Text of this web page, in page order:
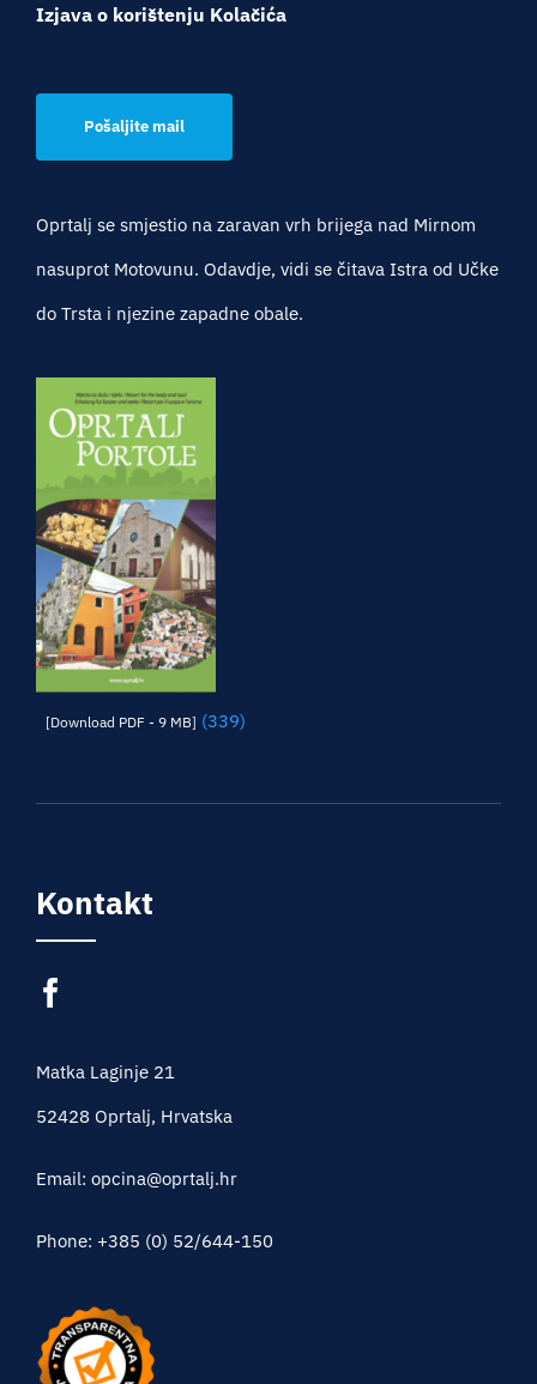
Izjava o korištenju Kolačića
Pošaljite mail
Oprtalj se smjestio na zaravan vrh brijega nad Mirnom
nasuprot Motovunu. Odavdje, vidi se čitava Istra od Učke
do Trsta i njezine zapadne obale.
[Download PDF - 9 MB] (339)
Kontakt
Matka Laginje 21
52428 Oprtalj, Hrvatska
Email: opcina@oprtalj.hr
Phone: +385 (0) 52/644-150